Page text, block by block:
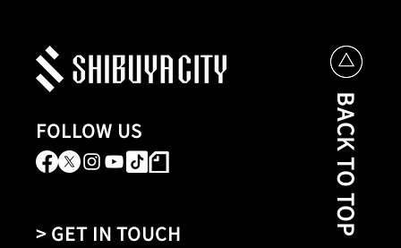
FOLLOW US
> GET IN TOUCH BACK TO TOP